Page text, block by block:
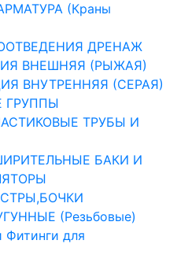
(Краны
ДРЕНАЖ
ВНЕШНЯЯ (РЫЖАЯ)
ВНУТРЕННЯЯ (СЕРАЯ)
ГРУППЫ
ТРУБЫ И
БАКИ И
(Резьбовые)
для